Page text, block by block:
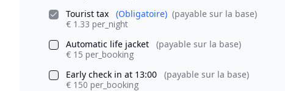
Tourist tax
(Obligatoire) (payable sur la base)
€ 1.33 per_night
Automatic life jacket
(payable sur la base)
€ 15 per_booking
Early check in at 13:00
(payable sur la base)
€ 150 per_booking